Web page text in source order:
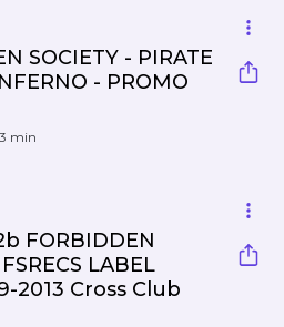
SOCIETY - PIRATE
- PROMO
min
FORBIDDEN
LABEL
2013 Cross Club